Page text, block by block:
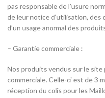
pas responsable de l’usure
de leur notice d’utilisation,
d’un usage anormal des
– Garantie commerciale :
Nos produits vendus sur le
commerciale. Celle-ci est de 3
réception du colis pour les